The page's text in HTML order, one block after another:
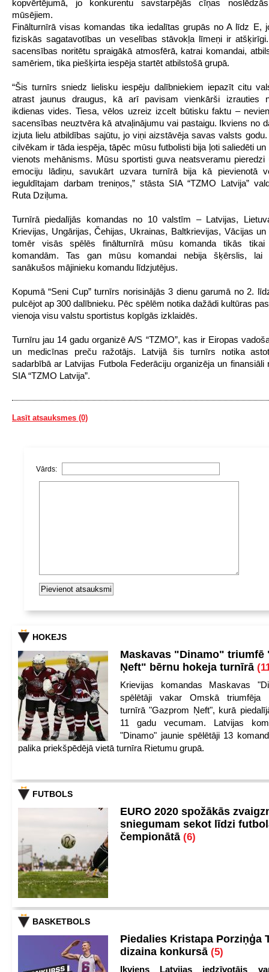
kopvērtējumā, jo konkurentu savstarpējās cīņas
mūsējiem.
Finālturnīrā visas komandas tika iedalītas grupās no A līdz E,
fiziskās sagatavotības un veselības stāvokļa līmeņi ir
sacensības noritētu spraigākā atmosfērā, katrai komandai,
samēriem, tika piešķirta iespēja startēt atbilstošā grupā.
“Šis turnīrs sniedz lielisku iespēju dalībniekiem iepazīt citu
atrast jaunus draugus, kā arī pavisam vienkārši izrauties
ikdienas vides. Tiesa, vēlos uzreiz izcelt būtisku faktu –
sacensības neuztvēra kā atvaļinājumu vai pastaigu. Ikviens no
izjuta lielu atbildības sajūtu, jo viņi aizstāvēja savas valsts
cilvēkam ir tāda iespēja, tāpēc mūsu futbolisti bija ļoti saliedēti
vienots mehānisms. Mūsu sportisti guva neatsveramu pieredzi
emociju lādiņu, savukārt uzvara turnīrā bija kā pievienotā
ieguldītajam darbam treniņos,” stāsta SIA “TZMO Latvija”
Ruta Dziļuma.
Turnīrā piedalījās komandas no 10 valstīm – Latvijas,
Krievijas, Ungārijas, Čehijas, Ukrainas, Baltkrievijas, Vācijas un
tomēr visās spēlēs finālturnīrā mūsu komanda tikās
komandām. Tas gan mūsu komandai nebija šķērslis, lai
sanākušos mājinieku komandu līdzjutējus.
Kopumā “Seni Cup” turnīrs norisinājās 3 dienu garumā no 2.
pulcējot ap 300 dalībnieku. Pēc spēlēm notika dažādi kultūras
vienoja visu valstu sportistus kopīgās izklaidēs.
Turnīru jau 14 gadu organizē A/S “TZMO”, kas ir Eiropas
un medicīnas preču ražotājs. Latvijā šis turnīrs notika
sadarbībā ar Latvijas Futbola Federāciju organizēja un finansiāli
SIA “TZMO Latvija”.
Lasīt atsauksmes (0)
Vārds:
HOKEJS
Maskavas "Dinamo" triumfē
Ņeft" bērnu hokeja turnīrā
Krievijas komandas Maskavas
spēlētāji vakar Omskā triumfēja
turnīrā "Gazprom Ņeft", kurā
11 gadu vecumam. Latvijas
"Dinamo" jaunie spēlētāji 13
palika priekšpēdējā vietā turnīra Rietumu grupā.
FUTBOLS
EURO 2020 spožākās
sniegumam sekot līdzi
čempionātā (6)
BASKETBOLS
Piedalies Kristapa Porziņģa
dizaina konkursā (5)
Ikviens Latvijas iedzīvotājs